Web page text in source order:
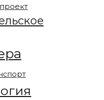
проект